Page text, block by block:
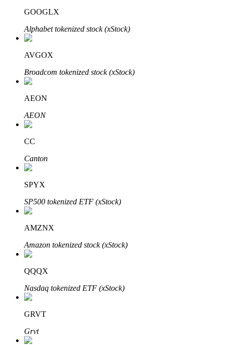
定投理财
享受活期理財及長期收益
Bitrue
合夥人計劃
GOOGLX
Alphabet tokenized stock (xStock)
AVGOX
Broadcom tokenized stock (xStock)
AEON
AEON
CC
Canton
SPYX
SP500 tokenized ETF (xStock)
AMZNX
Amazon tokenized stock (xStock)
QQQX
Nasdaq tokenized ETF (xStock)
GRVT
Grvt